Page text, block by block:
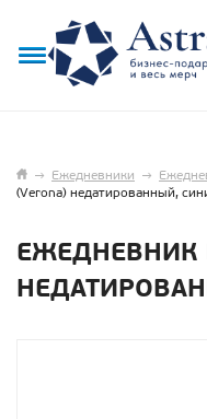
→ Ежедневники →
(Verona) недатированный,
ЕЖЕДНЕВНИК